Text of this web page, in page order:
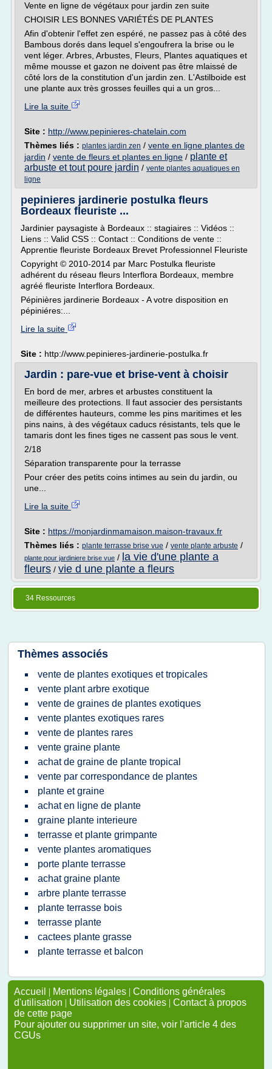
Vente en ligne de végétaux pour jardin zen suite
CHOISIR LES BONNES VARIÉTÉS DE PLANTES
Afin d'obtenir l'effet zen espéré, ne passez pas à côté des
Bambous dorés dans lequel s'engoufrera la brise ou le
vent léger. Arbres, Arbustes, Fleurs, Plantes aquatiques et
même mousse et gazon ne doivent pas être mlaissé de
côté lors de la constitution d'un jardin zen. L'Astilboide est
une plante aux très grosses feuilles qui a un gros...
Lire la suite
Site : http://www.pepinieres-chatelain.com
Thèmes liés : plantes jardin zen / vente en ligne plantes de
jardin / vente de fleurs et plantes en ligne / plante et
arbuste et tout poure jardin / vente plantes aquatiques en
ligne
pepinieres jardinerie postulka fleurs
Bordeaux fleuriste ...
Jardinier paysagiste à Bordeaux :: stagiaires :: Vidéos ::
Liens :: Valid CSS :: Contact :: Conditions de vente ::
Apprentie fleuriste Bordeaux Brevet Professionnel Fleuriste
Copyright © 2010-2014 par Marc Postulka fleuriste
adhérent du réseau fleurs Interflora Bordeaux, membre
agréé fleuriste Interflora Bordeaux.
Pépinières jardinerie Bordeaux - A votre disposition en
pépiniéres:...
Lire la suite
Site : http://www.pepinieres-jardinerie-postulka.fr
Jardin : pare-vue et brise-vent à choisir
En bord de mer, arbres et arbustes constituent la
meilleure des protections. Il faut associer des persistants
de différentes hauteurs, comme les pins maritimes et les
pins nains, à des végétaux caducs résistants, tels que le
tamaris dont les fines tiges ne cassent pas sous le vent.
2/18
Séparation transparente pour la terrasse
Pour créer des petits coins intimes au sein du jardin, ou
une...
Lire la suite
Site : https://monjardinmamaison.maison-travaux.fr
Thèmes liés : plante terrasse brise vue / vente plante arbuste /
plante pour jardiniere brise vue / la vie d'une plante a
fleurs / vie d une plante a fleurs
34 Ressources
Thèmes associés
vente de plantes exotiques et tropicales
vente plant arbre exotique
vente de graines de plantes exotiques
vente plantes exotiques rares
vente de plantes rares
vente graine plante
achat de graine de plante tropical
vente par correspondance de plantes
plante et graine
achat en ligne de plante
graine plante interieure
terrasse et plante grimpante
vente plantes aromatiques
porte plante terrasse
achat graine plante
arbre plante terrasse
plante terrasse bois
terrasse plante
cactees plante grasse
plante terrasse et balcon
Accueil | Mentions légales | Conditions générales
d'utilisation | Utilisation des cookies | Contact à propos
de cette page
Pour ajouter ou supprimer un site, voir l'article 4 des
CGUs